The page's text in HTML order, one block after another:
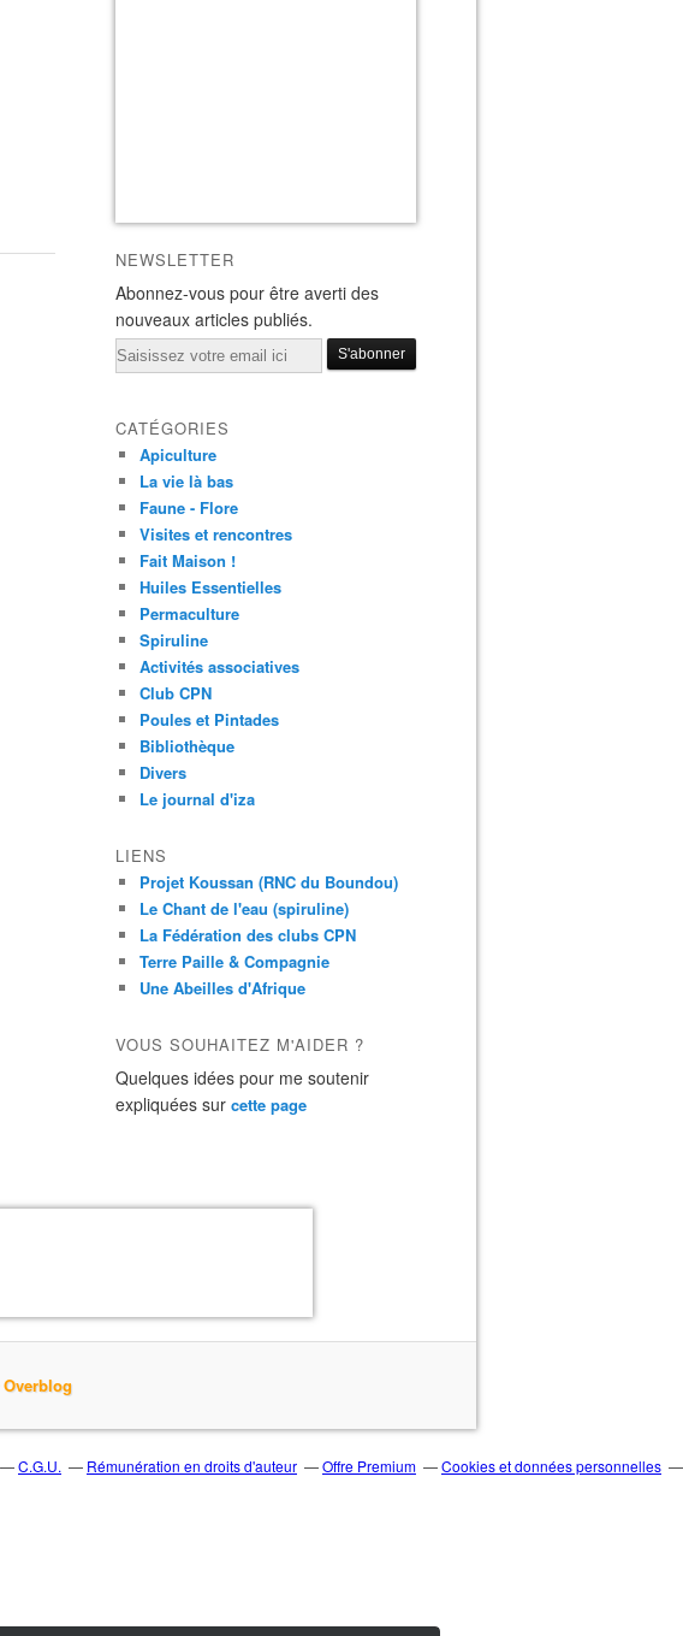
NEWSLETTER
Abonnez-vous pour être averti des
nouveaux articles publiés.
Email
CATÉGORIES
Apiculture
La vie là bas
Faune - Flore
Visites et rencontres
Fait Maison !
Huiles Essentielles
Permaculture
Spiruline
Activités associatives
Club CPN
Poules et Pintades
Bibliothèque
Divers
Le journal d'iza
LIENS
Projet Koussan (RNC du Boundou)
Le Chant de l'eau (spiruline)
La Fédération des clubs CPN
Terre Paille & Compagnie
Une Abeilles d'Afrique
VOUS SOUHAITEZ M'AIDER ?
Quelques idées pour me soutenir
expliquées sur cette page
Overblog
C.G.U. Rémunération en droits d'auteur Offre Premium
Cookies et données personnelles